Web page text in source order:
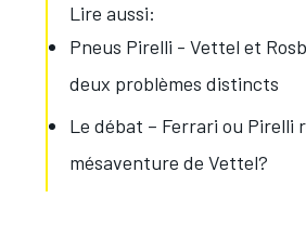
Lire aussi:
Pneus Pirelli - Vettel et
deux problèmes distincts
Le débat – Ferrari ou Pirelli
mésaventure de Vettel?